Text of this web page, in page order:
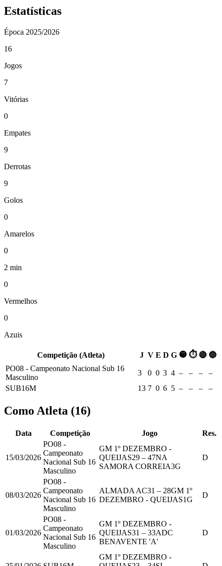
Estatísticas
Época 2025/2026
16
Jogos
7
Vitórias
0
Empates
9
Derrotas
9
Golos
0
Amarelos
0
2 min
0
Vermelhos
0
Azuis
Competição (Atleta) J V E D G 🟡 ⏱ 🔴 🔵
PO08 - Campeonato Nacional Sub 16
Masculino
3 0 0 3 4 – – –
–
SUB16M
13 7 0 6 5 – – – –
Como Atleta (16)
Data Competição Jogo Res.
15/03/2026
PO08 -
Campeonato
Nacional Sub 16
Masculino
GM 1º DEZEMBRO -
QUEIJAS29 – 47NA
SAMORA CORREIA3G
D
08/03/2026
PO08 -
Campeonato
Nacional Sub 16
Masculino
ALMADA AC31 – 28GM 1º
DEZEMBRO - QUEIJAS1G
D
01/03/2026
PO08 -
Campeonato
Nacional Sub 16
Masculino
GM 1º DEZEMBRO -
QUEIJAS31 – 33ADC
BENAVENTE 'A'
D
GM 1º DEZEMBRO -